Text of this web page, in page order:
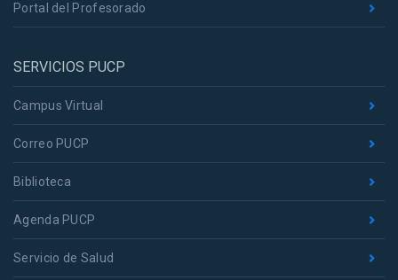
Portal del Profesorado
SERVICIOS PUCP
Campus Virtual
Correo PUCP
Biblioteca
Agenda PUCP
Servicio de Salud